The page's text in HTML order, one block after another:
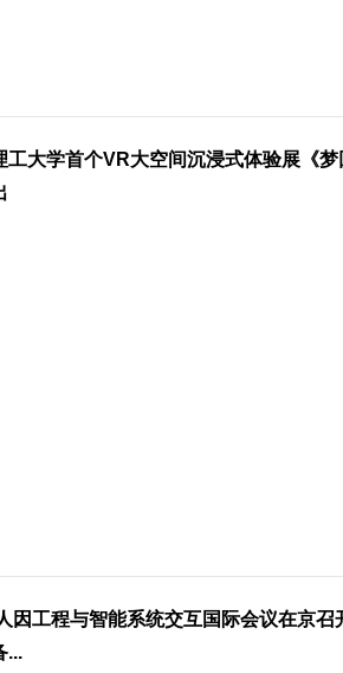
工大学首个VR大空间沉浸式体验展《
因工程与智能系统交互国际会议在京召
...